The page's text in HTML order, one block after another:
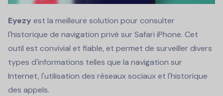
Eyezy est la meilleure solution pour consulter
l'historique de navigation privé sur Safari iPhone. Cet
outil est convivial et fiable, et permet de surveiller divers
types d'informations telles que la navigation sur
Internet, l'utilisation des réseaux sociaux et l'historique
des appels.